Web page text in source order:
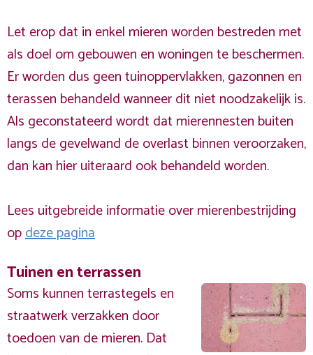
Let erop dat in enkel mieren worden bestreden met
als doel om gebouwen en woningen te beschermen.
Er worden dus geen tuinoppervlakken, gazonnen en
terassen behandeld wanneer dit niet noodzakelijk is.
Als geconstateerd wordt dat mierennesten buiten
langs de gevelwand de overlast binnen veroorzaken,
dan kan hier uiteraard ook behandeld worden.
Lees uitgebreide informatie over mierenbestrijding
opdeze pagina
Tuinen en terrassen
Soms kunnen terrastegels en
straatwerk verzakken door
toedoen van de mieren. Dat